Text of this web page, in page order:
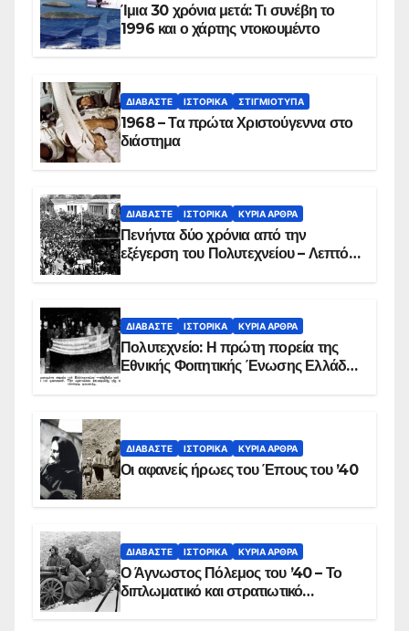
Ίμια 30 χρόνια μετά: Τι συνέβη το
1996 και ο χάρτης ντοκουμέντο
ΔΙΑΒΆΣΤΕ ΙΣΤΟΡΙΚΆ ΣΤΙΓΜΙΌΤΥΠΑ
1968 – Τα πρώτα Χριστούγεννα στο
διάστημα
ΔΙΑΒΆΣΤΕ ΙΣΤΟΡΙΚΆ ΚΥΡΙΑ ΑΡΘΡΑ
Πενήντα δύο χρόνια από την
εξέγερση του Πολυτεχνείου – Λεπτό
ΔΙΑΒΆΣΤΕ ΙΣΤΟΡΙΚΆ ΚΥΡΙΑ ΑΡΘΡΑ
Πολυτεχνείο: Η πρώτη πορεία της
Εθνικής Φοιτητικής Ένωσης Ελλάδος
ΔΙΑΒΆΣΤΕ ΙΣΤΟΡΙΚΆ ΚΥΡΙΑ ΑΡΘΡΑ
Οι αφανείς ήρωες του Έπους του ’40
ΔΙΑΒΆΣΤΕ ΙΣΤΟΡΙΚΆ ΚΥΡΙΑ ΑΡΘΡΑ
Ο Άγνωστος Πόλεμος του ’40 – Το
διπλωματικό και στρατιωτικό